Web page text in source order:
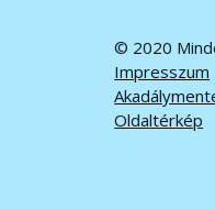
© 2020
Impresszum
Oldaltérkép